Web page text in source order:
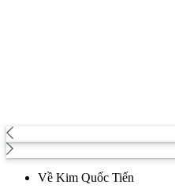
Về Kim Quốc Tiến